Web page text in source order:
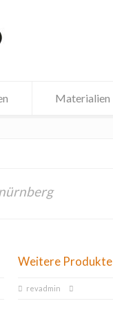
Materialien
Weitere Produkte
revadmin